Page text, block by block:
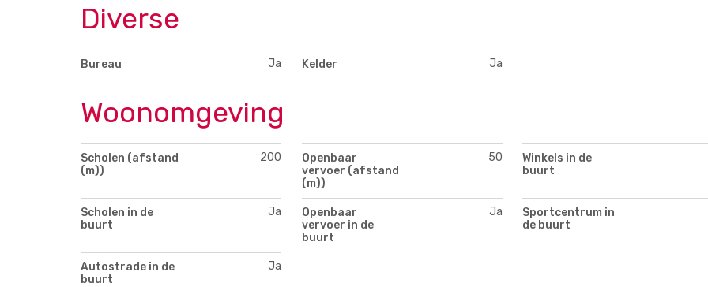
Diverse
Bureau Ja Kelder Ja
Woonomgeving
Scholen (afstand
(m))
200
Openbaar
vervoer (afstand
(m))
50
Winkels in de
buurt
Scholen in de
buurt
Ja
Openbaar
vervoer in de
buurt
Ja
Sportcentrum in
de buurt
Autostrade in de
buurt
Ja